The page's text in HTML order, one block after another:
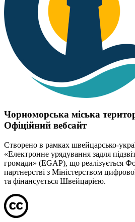
Чорноморська міська
Офіційний вебсайт
Створено в рамках швейцарсько-
«Електронне урядування задля
громади» (EGAP), що реалізується
партнерстві з Міністерством
та фінансується Швейцарією.